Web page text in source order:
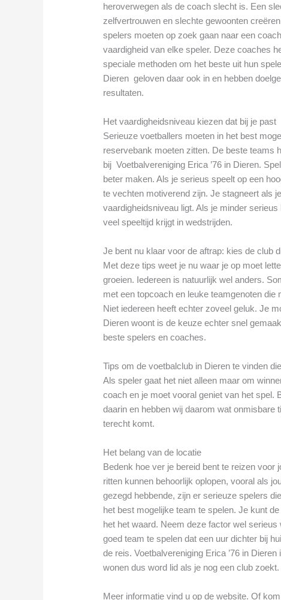
heroverwegen als de coach slecht is. Een
zelfvertrouwen en slechte gewoonten
spelers moeten op zoek gaan naar een
vaardigheid van elke speler. Deze coaches
speciale methoden om het beste uit hun
Dieren geloven daar ook in en hebben
resultaten.
Het vaardigheidsniveau kiezen dat bij je past
Serieuze voetballers moeten in het best
reservebank moeten zitten. De beste teams
bij Voetbalvereniging Erica ’76 in Dieren.
beter maken. Als je serieus speelt op een
te vechten motiverend zijn. Je stagneert als
vaardigheidsniveau ligt. Als je minder
veel speeltijd krijgt in wedstrijden.
Je bent nu klaar voor de aftrap: kies de club
Met deze tips weet je nu waar je op moet
groeien. Iedereen is natuurlijk wel anders.
met een topcoach en leuke teamgenoten
Niet iedereen heeft echter zoveel geluk. Je
Dieren woont is de keuze echter snel
beste spelers en coaches.
Tips om de voetbalclub in Dieren te vinden
Als speler gaat het niet alleen maar om
coach en je moet vooral geniet van het spel.
daarin en hebben wij daarom wat onmisbare
terecht komt.
Het belang van de locatie
Bedenk hoe ver je bereid bent te reizen voor
ritten kunnen behoorlijk oplopen, vooral als
gezegd hebbende, zijn er serieuze spelers
het best mogelijke team te spelen. Je kunt
het het waard. Neem deze factor wel
goed team te spelen dat een uur dichter bij
de reis. Voetbalvereniging Erica ’76 in
wonen dus word lid als je nog een club zoekt.
Meer informatie vind u op de website. Of